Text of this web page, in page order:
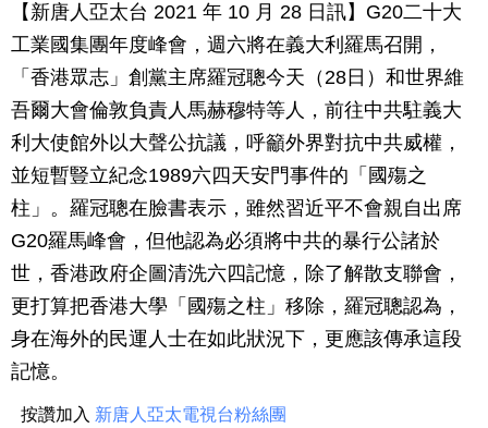
【新唐人亞太台 2021 年 10 月 28 日訊】G20二十大
工業國集團年度峰會，週六將在義大利羅馬召開，
「香港眾志」創黨主席羅冠聰今天（28日）和世界維
吾爾大會倫敦負責人馬赫穆特等人，前往中共駐義大
利大使館外以大聲公抗議，呼籲外界對抗中共威權，
並短暫豎立紀念1989六四天安門事件的「國殤之
柱」。羅冠聰在臉書表示，雖然習近平不會親自出席
G20羅馬峰會，但他認為必須將中共的暴行公諸於
世，香港政府企圖清洗六四記憶，除了解散支聯會，
更打算把香港大學「國殤之柱」移除，羅冠聰認為，
身在海外的民運人士在如此狀況下，更應該傳承這段
記憶。
按讚加入 新唐人亞太電視台粉絲團